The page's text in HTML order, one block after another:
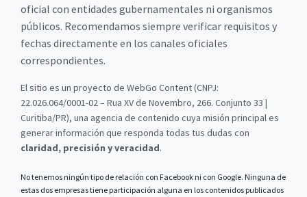
oficial con entidades gubernamentales ni organismos
públicos. Recomendamos siempre verificar requisitos y
fechas directamente en los canales oficiales
correspondientes.
El sitio es un proyecto de WebGo Content (CNPJ:
22.026.064/0001-02 – Rua XV de Novembro, 266. Conjunto 33 |
Curitiba/PR), una agencia de contenido cuya misión principal es
generar información que responda todas tus dudas con
claridad, precisión y veracidad.
No tenemos ningún tipo de relación con Facebook ni con Google. Ninguna de
estas dos empresas tiene participación alguna en los contenidos publicados